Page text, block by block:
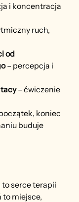
i koncentracja
ruch,
od
– percepcja i
– ćwiczenie
koniec
buduje
serce terapii
to miejsce,